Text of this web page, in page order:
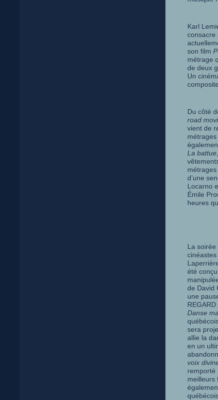
Karl
consacre
son film
métrage
de deux
Un
Du côté
road
vient de
La battue
d’une
Locarno
Émile
heures
La
cinéastes
été
de David
une
Danse
sera
allie la
en un
voix
remporté
meilleurs